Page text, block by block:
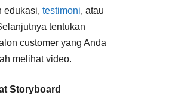
edukasi, testimoni, atau
tentukan
customer yang Anda
melihat video.
Storyboard